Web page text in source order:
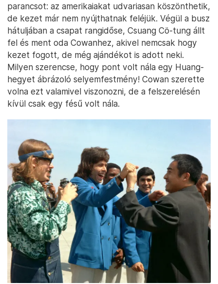
parancsot: az amerikaiakat udvariasan köszönthetik,
de kezet már nem nyújthatnak feléjük. Végül a busz
hátuljában a csapat rangidőse, Csuang Cö-tung állt
fel és ment oda Cowanhez, akivel nemcsak hogy
kezet fogott, de még ajándékot is adott neki.
Milyen szerencse, hogy pont volt nála egy Huang-
hegyet ábrázoló selyemfestmény! Cowan szerette
volna ezt valamivel viszonozni, de a felszerelésén
kívül csak egy fésű volt nála.